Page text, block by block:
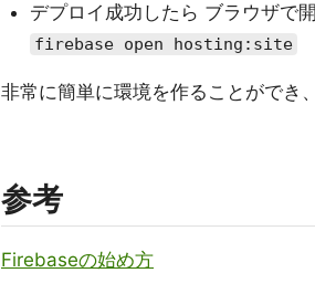
デプロイ成功したら ブラウザで
firebase open hosting:site
非常に簡単に環境を作ることができ
参考
Firebaseの始め方